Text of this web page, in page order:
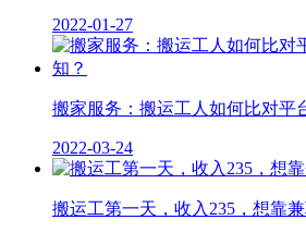
2022-01-27
搬家服务：搬运工人如何比对平
2022-03-24
搬运工第一天，收入235，想靠